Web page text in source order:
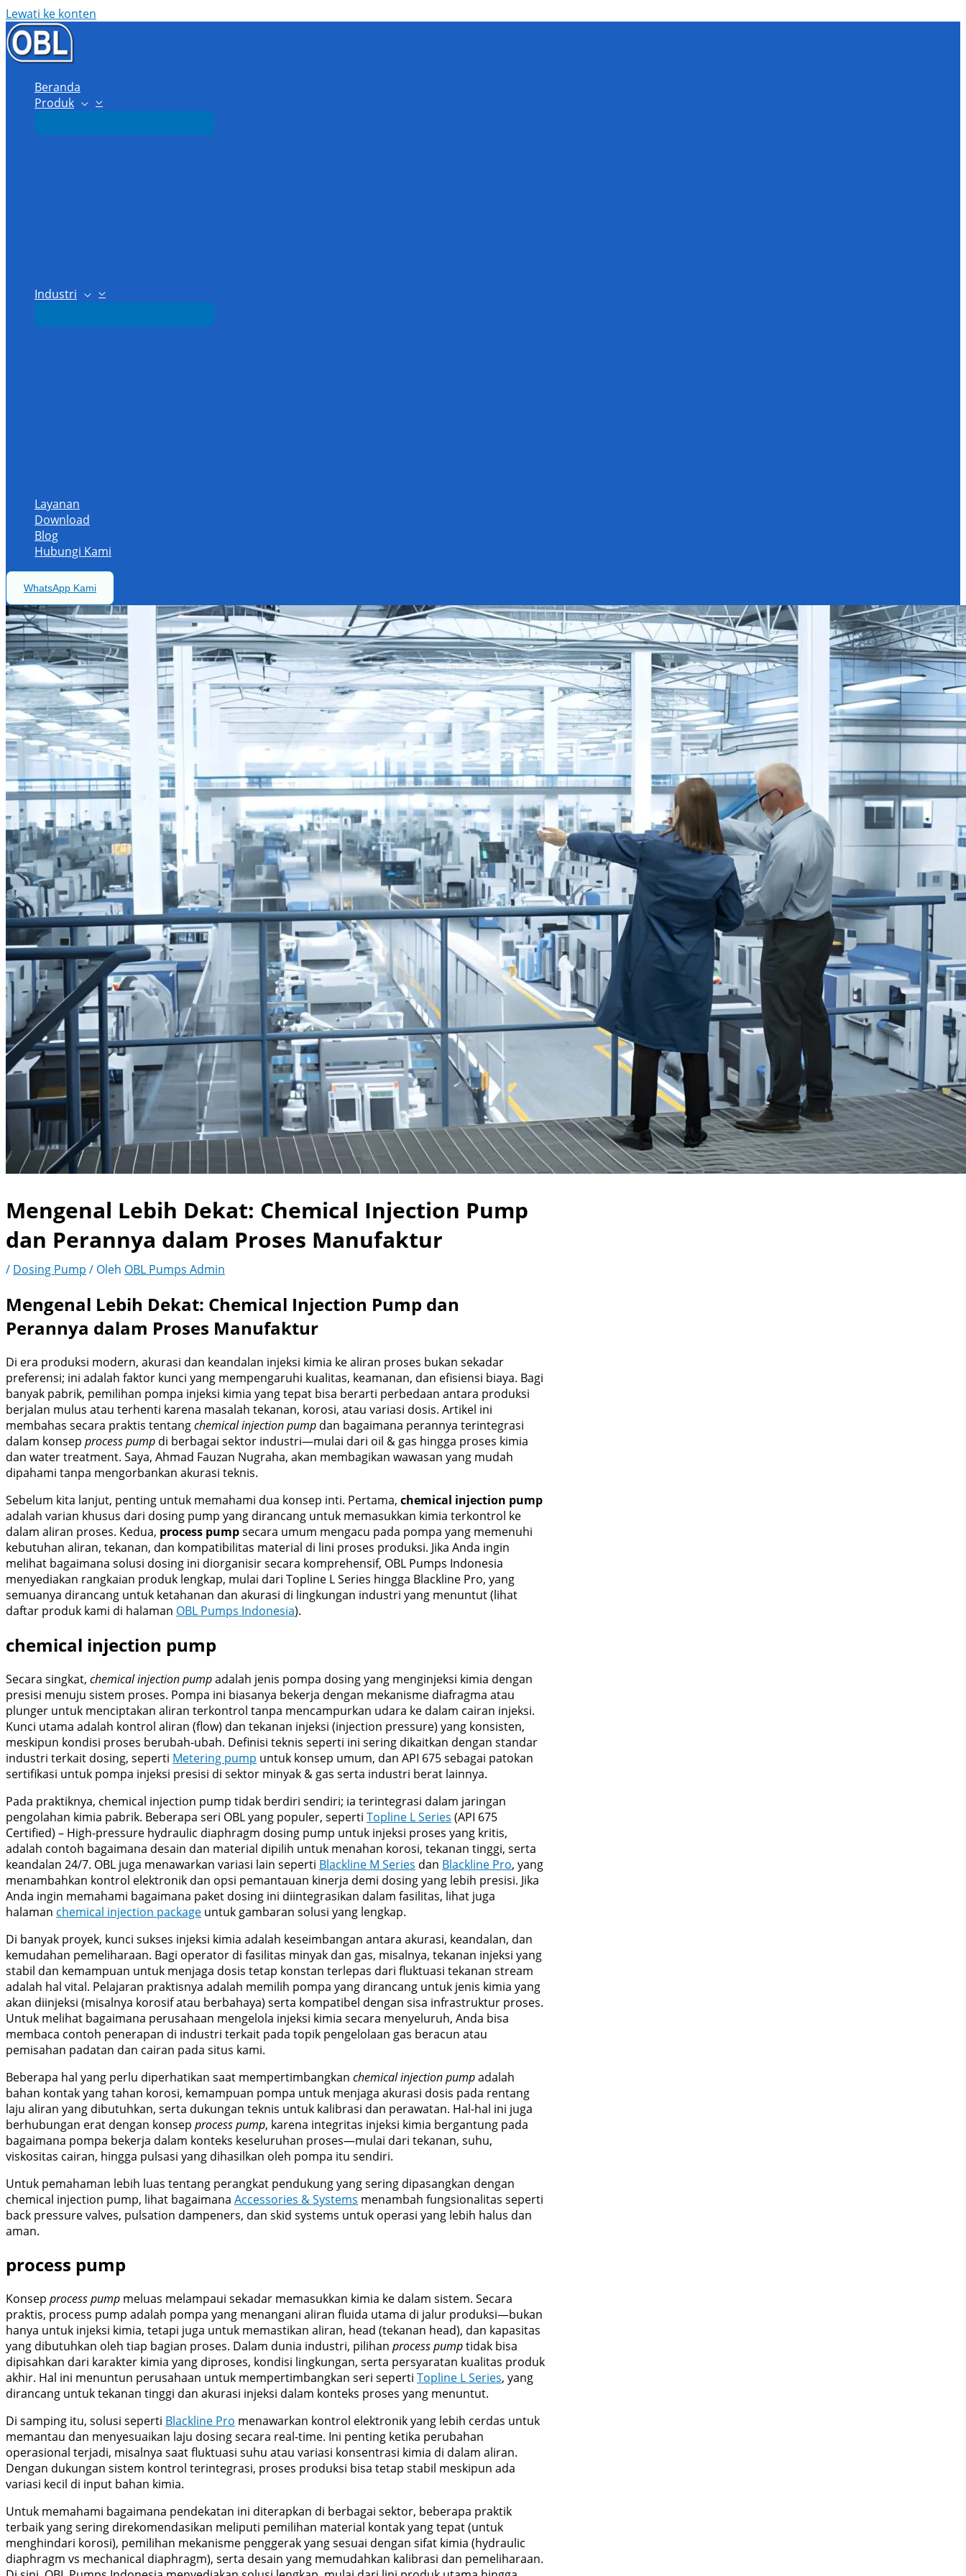
Lewati ke konten
Beranda
Produk
Industri
Layanan
Download
Blog
Hubungi Kami
WhatsApp Kami
Mengenal Lebih Dekat: Chemical Injection Pump
dan Perannya dalam Proses Manufaktur
/ Dosing Pump / Oleh OBL Pumps Admin
Mengenal Lebih Dekat: Chemical Injection Pump dan
Perannya dalam Proses Manufaktur
Di era produksi modern, akurasi dan keandalan injeksi kimia ke aliran proses bukan sekadar
preferensi; ini adalah faktor kunci yang mempengaruhi kualitas, keamanan, dan efisiensi biaya. Bagi
banyak pabrik, pemilihan pompa injeksi kimia yang tepat bisa berarti perbedaan antara produksi
berjalan mulus atau terhenti karena masalah tekanan, korosi, atau variasi dosis. Artikel ini
membahas secara praktis tentangchemical injection pump dan bagaimana perannya terintegrasi
dalam konsep process pump di berbagai sektor industri—mulai dari oil & gas hingga proses kimia
dan water treatment. Saya, Ahmad Fauzan Nugraha, akan membagikan wawasan yang mudah
dipahami tanpa mengorbankan akurasi teknis.
Sebelum kita lanjut, penting untuk memahami dua konsep inti. Pertama, chemical injection pump
adalah varian khusus dari dosing pump yang dirancang untuk memasukkan kimia terkontrol ke
dalam aliran proses. Kedua, process pumpsecara umum mengacu pada pompa yang memenuhi
kebutuhan aliran, tekanan, dan kompatibilitas material di lini proses produksi. Jika Anda ingin
melihat bagaimana solusi dosing ini diorganisir secara komprehensif, OBL Pumps Indonesia
menyediakan rangkaian produk lengkap, mulai dari Topline L Series hingga Blackline Pro, yang
semuanya dirancang untuk ketahanan dan akurasi di lingkungan industri yang menuntut (lihat
daftar produk kami di halaman OBL Pumps Indonesia).
chemical injection pump
Secara singkat, chemical injection pumpadalah jenis pompa dosing yang menginjeksi kimia dengan
presisi menuju sistem proses. Pompa ini biasanya bekerja dengan mekanisme diafragma atau
plunger untuk menciptakan aliran terkontrol tanpa mencampurkan udara ke dalam cairan injeksi.
Kunci utama adalah kontrol aliran (flow) dan tekanan injeksi (injection pressure) yang konsisten,
meskipun kondisi proses berubah-ubah. Definisi teknis seperti ini sering dikaitkan dengan standar
industri terkait dosing, seperti Metering pump untuk konsep umum, dan API 675 sebagai patokan
sertifikasi untuk pompa injeksi presisi di sektor minyak & gas serta industri berat lainnya.
Pada praktiknya, chemical injection pump tidak berdiri sendiri; ia terintegrasi dalam jaringan
pengolahan kimia pabrik. Beberapa seri OBL yang populer, seperti Topline L Series (API 675
Certified) – High-pressure hydraulic diaphragm dosing pump untuk injeksi proses yang kritis,
adalah contoh bagaimana desain dan material dipilih untuk menahan korosi, tekanan tinggi, serta
keandalan 24/7. OBL juga menawarkan variasi lain seperti Blackline M Series dan Blackline Pro, yang
menambahkan kontrol elektronik dan opsi pemantauan kinerja demi dosing yang lebih presisi. Jika
Anda ingin memahami bagaimana paket dosing ini diintegrasikan dalam fasilitas, lihat juga
halaman chemical injection package untuk gambaran solusi yang lengkap.
Di banyak proyek, kunci sukses injeksi kimia adalah keseimbangan antara akurasi, keandalan, dan
kemudahan pemeliharaan. Bagi operator di fasilitas minyak dan gas, misalnya, tekanan injeksi yang
stabil dan kemampuan untuk menjaga dosis tetap konstan terlepas dari fluktuasi tekanan stream
adalah hal vital. Pelajaran praktisnya adalah memilih pompa yang dirancang untuk jenis kimia yang
akan diinjeksi (misalnya korosif atau berbahaya) serta kompatibel dengan sisa infrastruktur proses.
Untuk melihat bagaimana perusahaan mengelola injeksi kimia secara menyeluruh, Anda bisa
membaca contoh penerapan di industri terkait pada topik pengelolaan gas beracun atau
pemisahan padatan dan cairan pada situs kami.
Beberapa hal yang perlu diperhatikan saat mempertimbangkan chemical injection pumpadalah
bahan kontak yang tahan korosi, kemampuan pompa untuk menjaga akurasi dosis pada rentang
laju aliran yang dibutuhkan, serta dukungan teknis untuk kalibrasi dan perawatan. Hal-hal ini juga
berhubungan erat dengan konsep process pump, karena integritas injeksi kimia bergantung pada
bagaimana pompa bekerja dalam konteks keseluruhan proses—mulai dari tekanan, suhu,
viskositas cairan, hingga pulsasi yang dihasilkan oleh pompa itu sendiri.
Untuk pemahaman lebih luas tentang perangkat pendukung yang sering dipasangkan dengan
chemical injection pump, lihat bagaimana Accessories & Systems menambah fungsionalitas seperti
back pressure valves, pulsation dampeners, dan skid systems untuk operasi yang lebih halus dan
aman.
process pump
Konsep process pump meluas melampaui sekadar memasukkan kimia ke dalam sistem. Secara
praktis, process pump adalah pompa yang menangani aliran fluida utama di jalur produksi—bukan
hanya untuk injeksi kimia, tetapi juga untuk memastikan aliran, head (tekanan head), dan kapasitas
yang dibutuhkan oleh tiap bagian proses. Dalam dunia industri, pilihan process pumptidak bisa
dipisahkan dari karakter kimia yang diproses, kondisi lingkungan, serta persyaratan kualitas produk
akhir. Hal ini menuntun perusahaan untuk mempertimbangkan seri seperti Topline L Series, yang
dirancang untuk tekanan tinggi dan akurasi injeksi dalam konteks proses yang menuntut.
Di samping itu, solusi seperti Blackline Pro menawarkan kontrol elektronik yang lebih cerdas untuk
memantau dan menyesuaikan laju dosing secara real-time. Ini penting ketika perubahan
operasional terjadi, misalnya saat fluktuasi suhu atau variasi konsentrasi kimia di dalam aliran.
Dengan dukungan sistem kontrol terintegrasi, proses produksi bisa tetap stabil meskipun ada
variasi kecil di input bahan kimia.
Untuk memahami bagaimana pendekatan ini diterapkan di berbagai sektor, beberapa praktik
terbaik yang sering direkomendasikan meliputi pemilihan material kontak yang tepat (untuk
menghindari korosi), pemilihan mekanisme penggerak yang sesuai dengan sifat kimia (hydraulic
diaphragm vs mechanical diaphragm), serta desain yang memudahkan kalibrasi dan pemeliharaan.